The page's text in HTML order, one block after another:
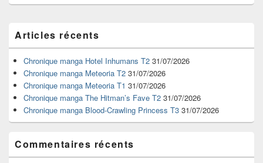
principale
de
widget
pour
barre
latérale
Articles récents
Chronique manga Hotel Inhumans T2 31/07/2026
Chronique manga Meteoria T2 31/07/2026
Chronique manga Meteoria T1 31/07/2026
Chronique manga The Hitman’s Fave T2 31/07/2026
Chronique manga Blood-Crawling Princess T3 31/07/2026
Commentaires récents